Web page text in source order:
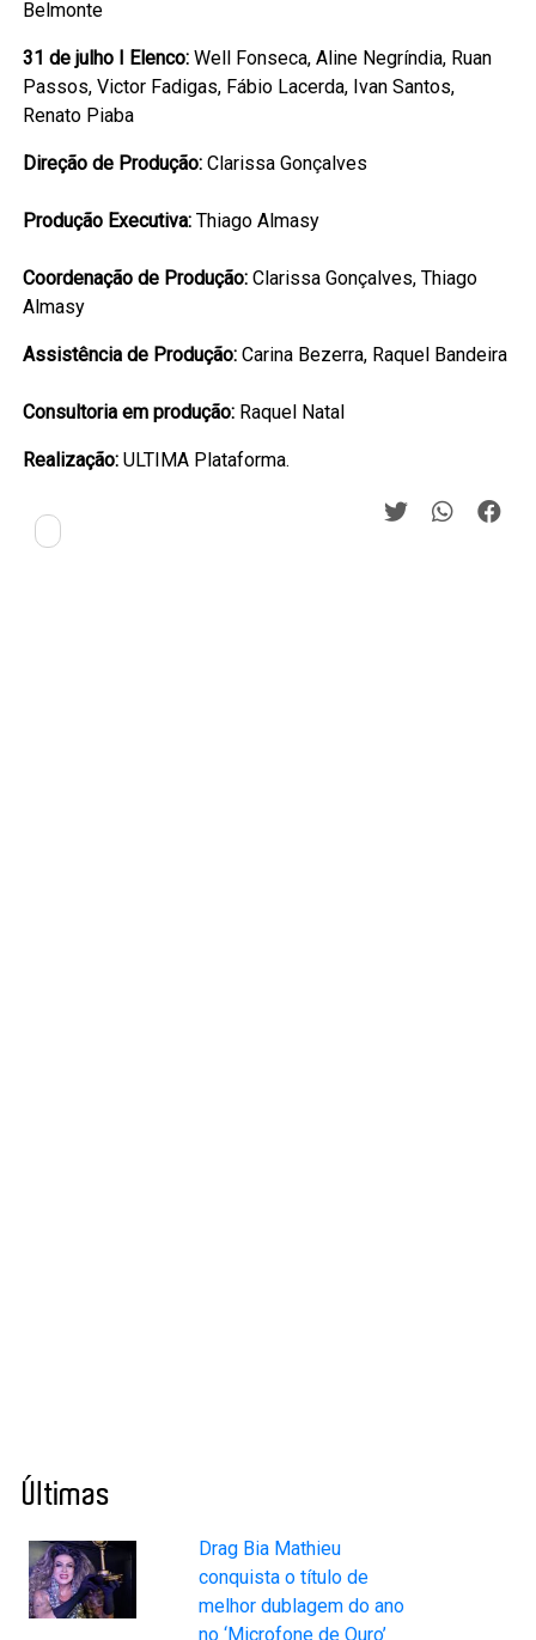
Belmonte
31 de julho I Elenco: Well Fonseca, Aline Negríndia, Ruan
Passos, Victor Fadigas, Fábio Lacerda, Ivan Santos,
Renato Piaba
Direção de Produção:Clarissa Gonçalves
Produção Executiva: Thiago Almasy
Coordenação de Produção: Clarissa Gonçalves, Thiago
Almasy
Assistência de Produção: Carina Bezerra, Raquel Bandeira
Consultoria em produção: Raquel Natal
Realização: ULTIMA Plataforma.
Últimas
Drag Bia Mathieu
conquista o título de
melhor dublagem do ano
no ‘Microfone de Ouro’